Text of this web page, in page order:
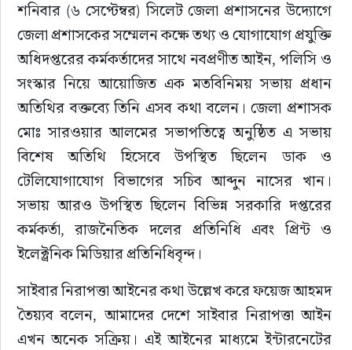
শনিবার (৬ সেপ্টেম্বর) সিলেট জেলা প্রশাসনের উদ্যোগে
জেলা প্রশাসকের সম্মেলন কক্ষে তথ্য ও যোগাযোগ প্রযুক্তি
অধিদপ্তরের কর্মকর্তাদের সাথে নবপ্রণীত আইন, পলিসি ও
সংস্কার নিয়ে আয়োজিত এক মতবিনিময় সভায় প্রধান
অতিথির বক্তব্যে তিনি এসব কথা বলেন। জেলা প্রশাসক
মোঃ সারওয়ার আলমের সভাপতিত্বে অনুষ্ঠিত এ সভায়
বিশেষ অতিথি হিসেবে উপস্থিত ছিলেন ডাক ও
টেলিযোগাযোগ বিভাগের সচিব আব্দুন নাসের খান।
সভায় আরও উপস্থিত ছিলেন বিভিন্ন সরকারি দপ্তরের
কর্মকর্তা, রাজনৈতিক দলের প্রতিনিধি এবং প্রিন্ট ও
ইলেক্ট্রনিক মিডিয়ার প্রতিনিধিবৃন্দ।
সাইবার নিরাপত্তা আইনের কথা উল্লেখ করে ফয়েজ আহমদ
তৈয়্যব বলেন, আমাদের দেশে সাইবার নিরাপত্তা আইন
এখন অনেক সক্রিয়। এই আইনের মাধ্যমে ইন্টারনেটের